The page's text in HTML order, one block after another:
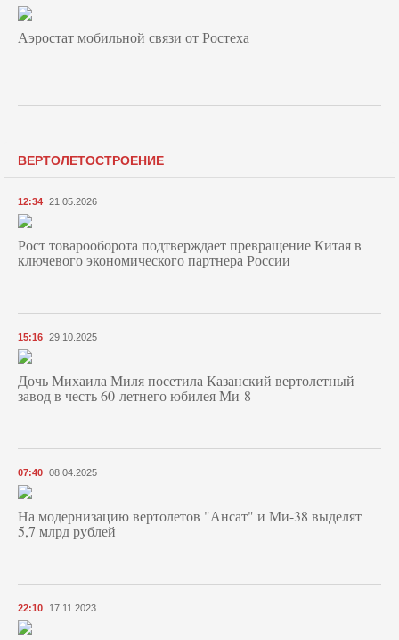
Аэростат мобильной связи от Ростеха
ВЕРТОЛЕТОСТРОЕНИЕ
12:34 21.05.2026
Рост товарооборота подтверждает превращение Китая в
ключевого экономического партнера России
15:16 29.10.2025
Дочь Михаила Миля посетила Казанский вертолетный
завод в честь 60-летнего юбилея Ми-8
07:40 08.04.2025
На модернизацию вертолетов "Ансат" и Ми-38 выделят
5,7 млрд рублей
22:10 17.11.2023